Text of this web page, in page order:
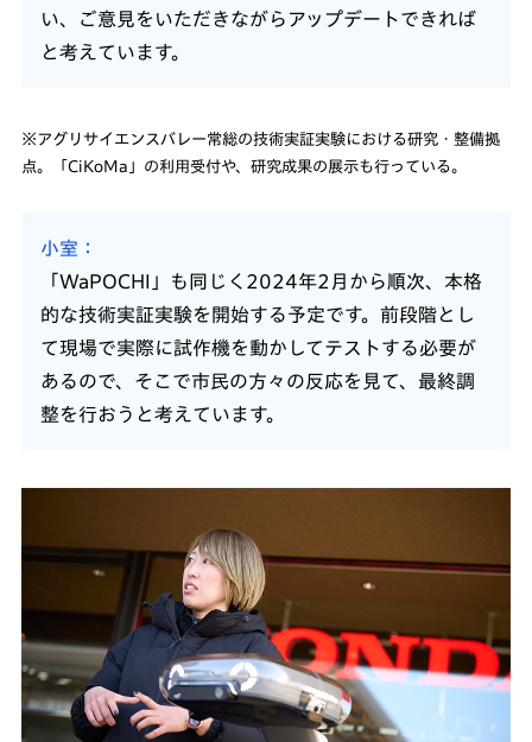
い、ご意見をいただきながらアップデートできれば
と考えています。
※アグリサイエンスバレー常総の技術実証実験における研究・整備拠
点。「CiKoMa」の利用受付や、研究成果の展示も行っている。
小室
「WaPOCHI」も同じく2024年2月から順次、本格
的な技術実証実験を開始する予定です。前段階とし
て現場で実際に試作機を動かしてテストする必要が
あるので、そこで市民の方々の反応を見て、最終調
整を行おうと考えています。